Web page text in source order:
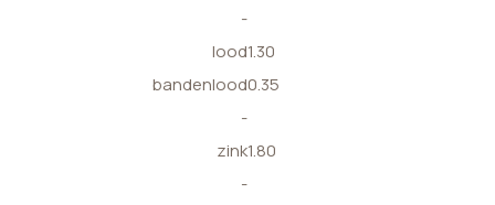
-
lood1.30
bandenlood0.35
-
zink1.80
-